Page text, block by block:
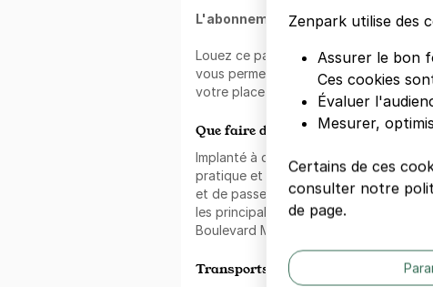
L'abonnement au mois Zenpark :
Louez ce parking avec un
vous permet de louer votre place sur
votre place et profitez d'un
Que faire dans les alentours ?
Implanté à deux pas de
, ce parking
pratique et rapide. Ces lieux vous
et de passer un bon moment, seul(e)
les principales voies traversant cette
Boulevard Mortier, boulevard Sérurier
Transports en commun à proximité
Zenpark utilise des
Assurer le bon
Ces cookies
Évaluer
Mesurer,
Certains de ces
consulter notre
de page.